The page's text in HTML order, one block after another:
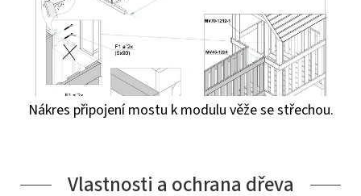
Nákres připojení mostu k modulu věže se střechou.
Vlastnosti a ochrana dřeva